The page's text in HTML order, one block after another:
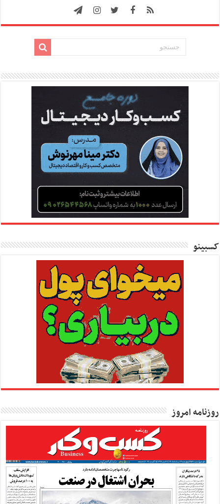
کسبینو
روزنامه امروز